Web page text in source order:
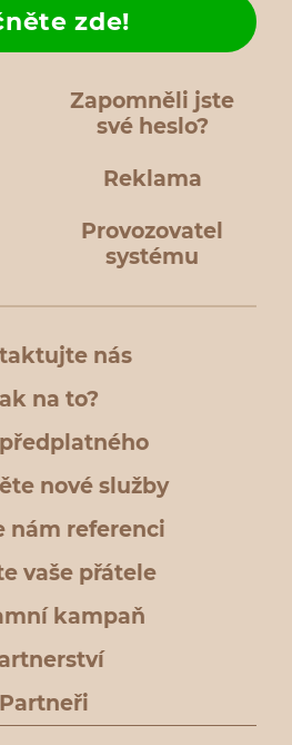
Zapomněli jste
své heslo?
zde!
Reklama
Provozovatel
systému
nás
na to?
nové služby
nám referenci
vaše přátele
kampaň
Partneři